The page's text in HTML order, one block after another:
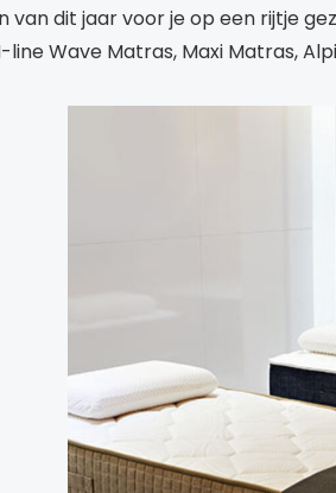
van dit jaar voor je op een rijtje
line Wave Matras, Maxi Matras,